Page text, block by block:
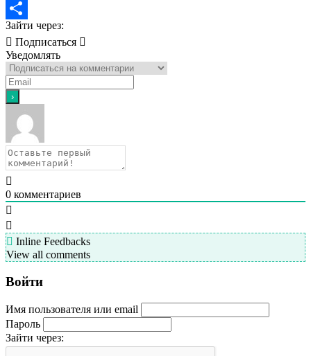
Telegram
Отправить
Зайти через:
Подписаться
Уведомлять
0 комментариев
Inline Feedbacks
View all comments
Войти
Имя пользователя или email
Пароль
Зайти через: